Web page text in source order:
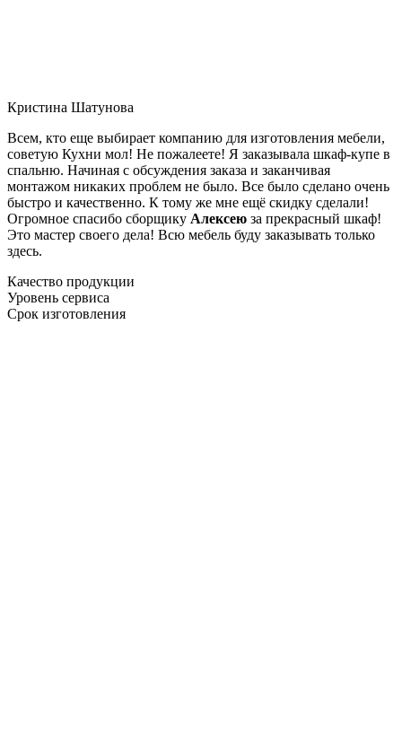
Кристина Шатунова
Всем, кто еще выбирает компанию для изготовления мебели,
советую Кухни мол! Не пожалеете! Я заказывала шкаф-купе в
спальню. Начиная с обсуждения заказа и заканчивая
монтажом никаких проблем не было. Все было сделано очень
быстро и качественно. К тому же мне ещё скидку сделали!
Огромное спасибо сборщику Алексею за прекрасный шкаф!
Это мастер своего дела! Всю мебель буду заказывать только
здесь.
Качество продукции
Уровень сервиса
Срок изготовления